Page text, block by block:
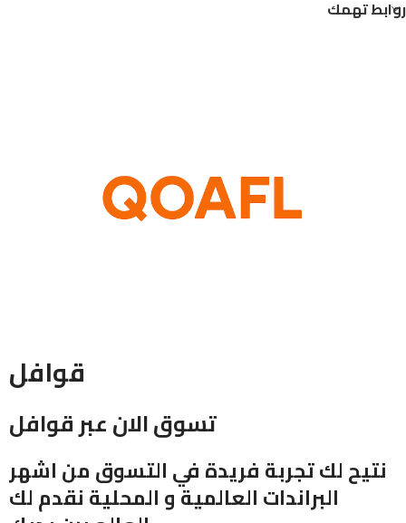
روابط تهمك
قوافل
تسوق الان عبر قوافل
نتيح لك تجربة فريدة في التسوق من اشهر
البراندات العالمية و المحلية نقدم لك